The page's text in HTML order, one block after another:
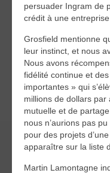
persuader Ingram de
crédit à une
Grosfield mentionne
leur instinct, et nous
Nous avons
fidélité continue et
importantes » qui
millions de dollars
mutuelle et de
nous n’aurions pas
pour des projets
apparaître sur la liste
Martin Lamontagne